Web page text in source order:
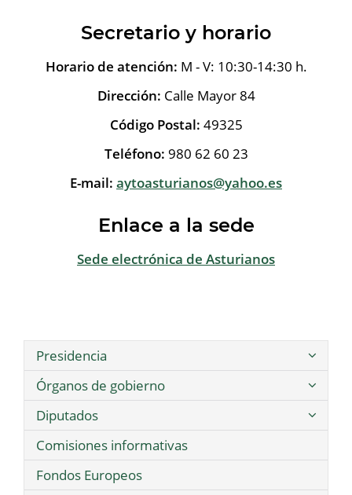
Secretario y horario
Horario de atención: M - V: 10:30-14:30 h.
Dirección: Calle Mayor 84
Código Postal: 49325
Teléfono: 980 62 60 23
E-mail: aytoasturianos@yahoo.es
Enlace a la sede
Sede electrónica de Asturianos
Presidencia
Órganos de gobierno
Diputados
Comisiones informativas
Fondos Europeos